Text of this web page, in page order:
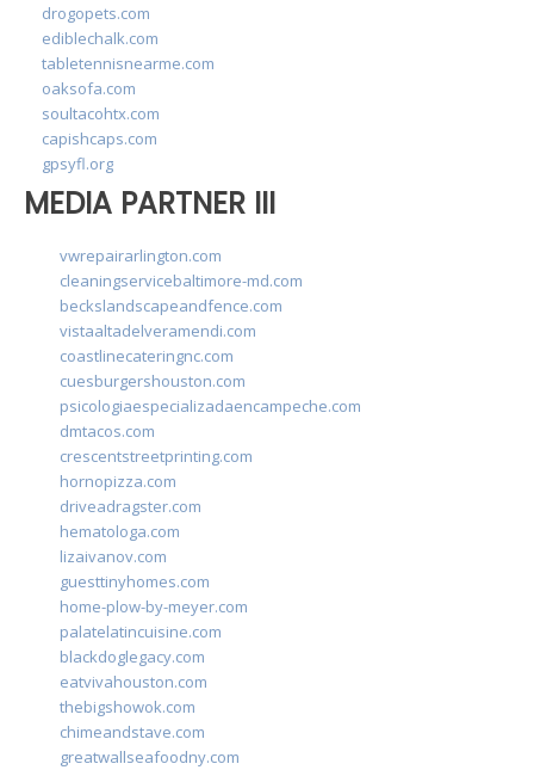
drogopets.com
ediblechalk.com
tabletennisnearme.com
oaksofa.com
soultacohtx.com
capishcaps.com
gpsyfl.org
MEDIA PARTNER III
vwrepairarlington.com
cleaningservicebaltimore-md.com
beckslandscapeandfence.com
vistaaltadelveramendi.com
coastlinecateringnc.com
cuesburgershouston.com
psicologiaespecializadaencampeche.com
dmtacos.com
crescentstreetprinting.com
hornopizza.com
driveadragster.com
hematologa.com
lizaivanov.com
guesttinyhomes.com
home-plow-by-meyer.com
palatelatincuisine.com
blackdoglegacy.com
eatvivahouston.com
thebigshowok.com
chimeandstave.com
greatwallseafoodny.com